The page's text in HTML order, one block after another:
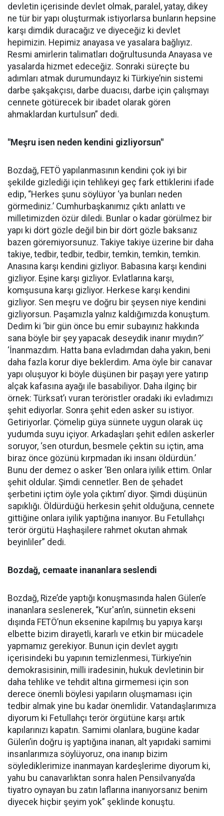
devletin içerisinde devlet olmak, paralel, yatay, dikey
ne tür bir yapı oluşturmak istiyorlarsa bunların hepsine
karşı dimdik duracağız ve diyeceğiz ki devlet
hepimizin. Hepimiz anayasa ve yasalara bağlıyız.
Resmi amirlerin talimatları doğrultusunda Anayasa ve
yasalarda hizmet edeceğiz. Sonraki süreçte bu
adımları atmak durumundayız ki Türkiye’nin sistemi
darbe şakşakçısı, darbe duacısı, darbe için çalışmayı
cennete götürecek bir ibadet olarak gören
ahmaklardan kurtulsun” dedi.
"Meşru isen neden kendini gizliyorsun"
Bozdağ, FETÖ yapılanmasının kendini çok iyi bir
şekilde gizlediği için tehlikeyi geç fark ettiklerini ifade
edip, “Herkes şunu söylüyor ‘ya bunları neden
görmediniz.’ Cumhurbaşkanımız çıktı anlattı ve
milletimizden özür diledi. Bunlar o kadar görülmez bir
yapı ki dört gözle değil bin bir dört gözle baksanız
bazen göremiyorsunuz. Takiye takiye üzerine bir daha
takiye, tedbir, tedbir, tedbir, temkin, temkin, temkin.
Anasına karşı kendini gizliyor. Babasına karşı kendini
gizliyor. Eşine karşı gizliyor. Evlatlarına karşı,
komşusuna karşı gizliyor. Herkese karşı kendini
gizliyor. Sen meşru ve doğru bir şeysen niye kendini
gizliyorsun. Paşamızla yalnız kaldığımızda konuştum.
Dedim ki ‘bir gün önce bu emir subayınız hakkında
sana böyle bir şey yapacak deseydik inanır mıydın?’
‘İnanmazdım. Hatta bana evladımdan daha yakın, beni
daha fazla korur diye beklerdim. Ama öyle bir canavar
yapı oluşuyor ki böyle düşünen bir paşayı yere yatırıp
alçak kafasına ayağı ile basabiliyor. Daha ilginç bir
örnek: Türksat’ı vuran teröristler oradaki iki evladımızı
şehit ediyorlar. Sonra şehit eden asker su istiyor.
Getiriyorlar. Çömelip güya sünnete uygun olarak üç
yudumda suyu içiyor. Arkadaşları şehit edilen askerler
soruyor, ‘sen oturdun, besmele çektin su içtin, ama
biraz önce gözünü kırpmadan iki insanı öldürdün.’
Bunu der demez o asker ‘Ben onlara iyilik ettim. Onlar
şehit oldular. Şimdi cennetler. Ben de şehadet
şerbetini içtim öyle yola çıktım’ diyor. Şimdi düşünün
sapıklığı. Öldürdüğü herkesin şehit olduğuna, cennete
gittiğine onlara iyilik yaptığına inanıyor. Bu Fetullahçı
terör örgütü Haşhaşilere rahmet okutan ahmak
beyinliler” dedi.
Bozdağ, cemaate inananlara seslendi
Bozdağ, Rize’de yaptığı konuşmasında halen Gülen’e
inananlara seslenerek, “Kur'an’ın, sünnetin ekseni
dışında FETÖ’nun eksenine kapılmış bu yapıya karşı
elbette bizim dirayetli, kararlı ve etkin bir mücadele
yapmamız gerekiyor. Bunun için devlet aygıtı
içerisindeki bu yapının temizlenmesi, Türkiye’nin
demokrasisinin, milli iradesinin, hukuk devletinin bir
daha tehlike ve tehdit altına girmemesi için son
derece önemli böylesi yapıların oluşmaması için
tedbir almak yine bu kadar önemlidir. Vatandaşlarımıza
diyorum ki Fetullahçı terör örgütüne karşı artık
kapılarınızı kapatın. Samimi olanlara, bugüne kadar
Gülen’in doğru iş yaptığına inanan, alt yapıdaki samimi
insanlarımıza söylüyoruz, ona inanıp bizim
söylediklerimize inanmayan kardeşlerime diyorum ki,
yahu bu canavarlıktan sonra halen Pensilvanya’da
tiyatro oynayan bu zatın laflarına inanıyorsanız benim
diyecek hiçbir şeyim yok” şeklinde konuştu.